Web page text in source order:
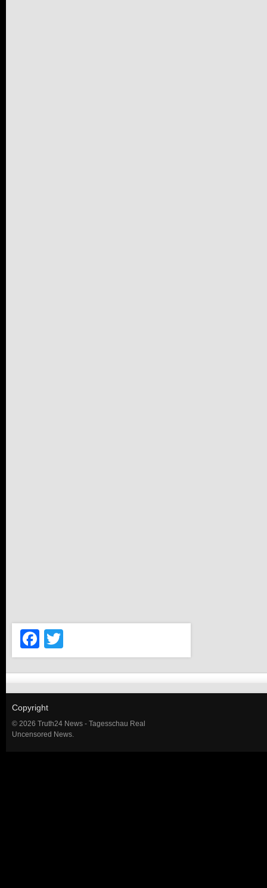
Facebook
Copyright
© 2026 Truth24 News - Tagesschau Real
Uncensored News.